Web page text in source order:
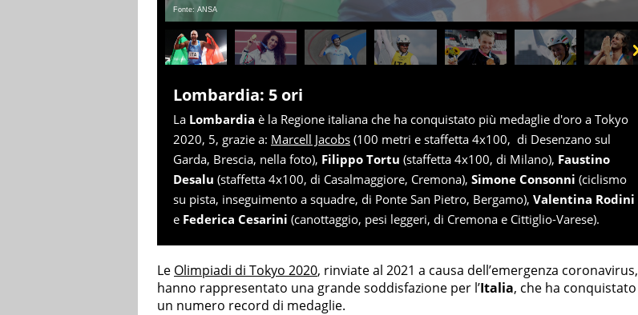
Fonte: ANSA
Lombardia: 5 ori
La Lombardia è la Regione italiana che ha conquistato più medaglie d'oro a Tokyo
2020, 5, grazie a: Marcell Jacobs (100 metri e staffetta 4x100, di Desenzano sul
Garda, Brescia, nella foto), Filippo Tortu (staffetta 4x100, di Milano), Faustino
Desalu (staffetta 4x100, di Casalmaggiore, Cremona), Simone Consonni (ciclismo
su pista, inseguimento a squadre, di Ponte San Pietro, Bergamo), Valentina Rodini
e Federica Cesarini (canottaggio, pesi leggeri, di Cremona e Cittiglio-Varese).
Le Olimpiadi di Tokyo 2020, rinviate al 2021 a causa dell’emergenza coronavirus,
hanno rappresentato una grande soddisfazione per l’Italia, che ha conquistato
un numero record di medaglie.